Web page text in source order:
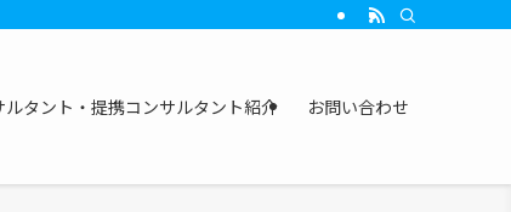
を行うライフモデル構築支援を行っています。
ルタント・提携コンサルタント紹介 お問い合わせ